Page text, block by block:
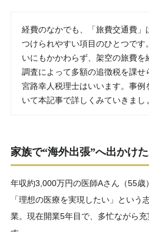
経費のなかでも、「旅費交通費」
つけられやすい項目のひとつです
いにもかかわらず、架空の旅費を
調査によって多額の追徴税を課せ
宮路幸人税理士はいいます。事例
いて本記事で詳しくみていきまし
家族で“海外出張”へ出かけ
年収約3,000万円の医師Aさん（55歳
「理想の医療を実現したい」という
業。現在開業5年目で、多忙ながら